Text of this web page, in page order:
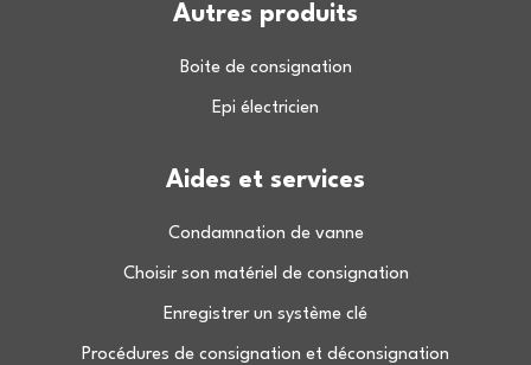
Autres produits
Boite de consignation
Epi électricien
Aides et services
Condamnation de vanne
Choisir son matériel de consignation
Enregistrer un système clé
Procédures de consignation et déconsignation